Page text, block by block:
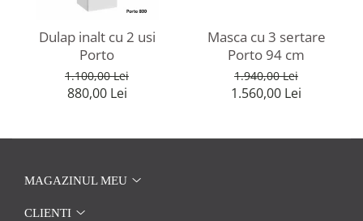
Dulap inalt cu 2 usi
Porto
1.100,00 Lei
880,00 Lei
Masca cu 3 sertare
Porto 94 cm
1.940,00 Lei
1.560,00 Lei
MAGAZINUL MEU
CLIENTI